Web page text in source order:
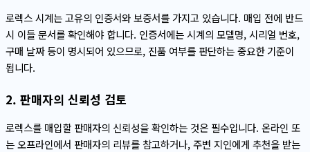
로렉스 시계는 고유의 인증서와 보증서를 가지고 있습니다. 매입 전에 반드
시 이들 문서를 확인해야 합니다. 인증서에는 시계의 모델명, 시리얼 번호,
구매 날짜 등이 명시되어 있으므로, 진품 여부를 판단하는 중요한 기준이
됩니다.
2. 판매자의 신뢰성 검토
로렉스를 매입할 판매자의 신뢰성을 확인하는 것은 필수입니다. 온라인 또
는 오프라인에서 판매자의 리뷰를 참고하거나, 주변 지인에게 추천을 받는